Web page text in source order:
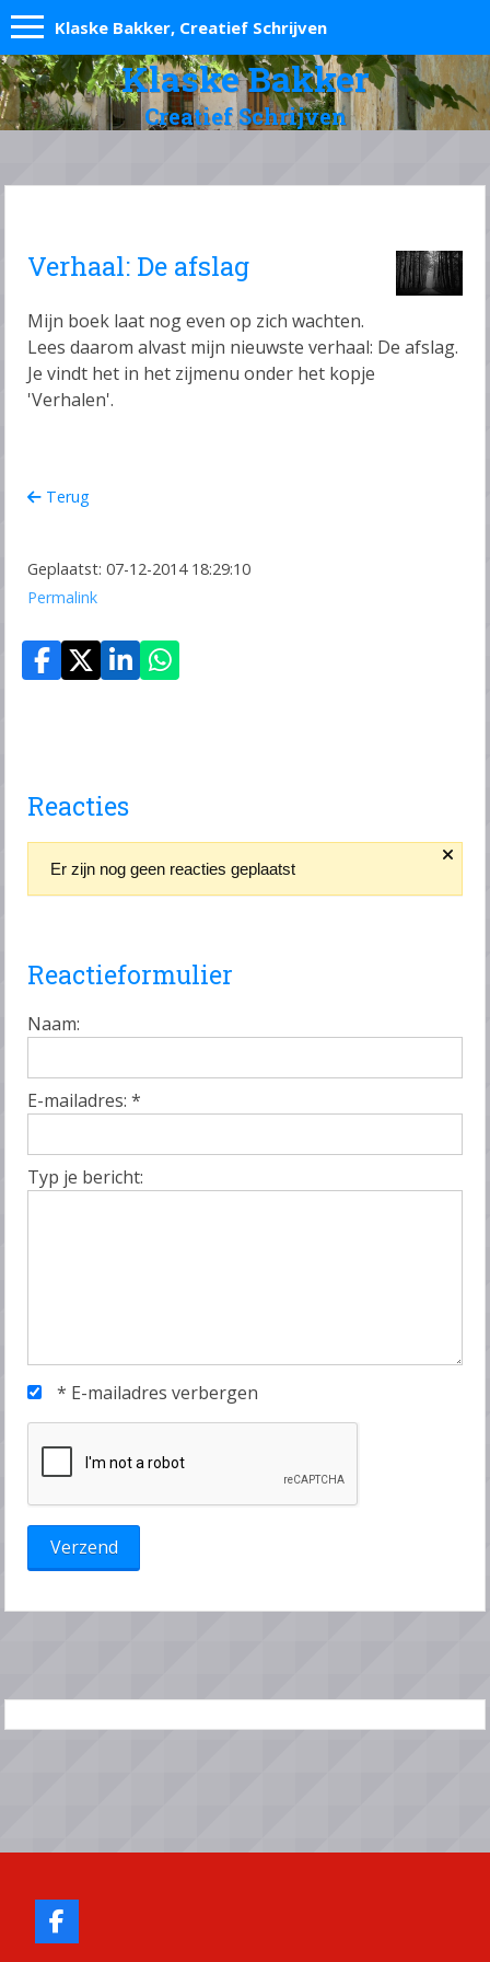
Klaske Bakker, Creatief Schrijven
Klaske Bakker
Creatief Schrijven
Verhaal: De afslag
Mijn boek laat nog even op zich wachten.
Lees daarom alvast mijn nieuwste verhaal: De afslag.
Je vindt het in het zijmenu onder het kopje
'Verhalen'.
Terug
Geplaatst: 07-12-2014 18:29:10
Permalink
Reacties
Er zijn nog geen reacties geplaatst
Reactieformulier
Naam:
E-mailadres:*
Typ je bericht:
* E-mailadres verbergen